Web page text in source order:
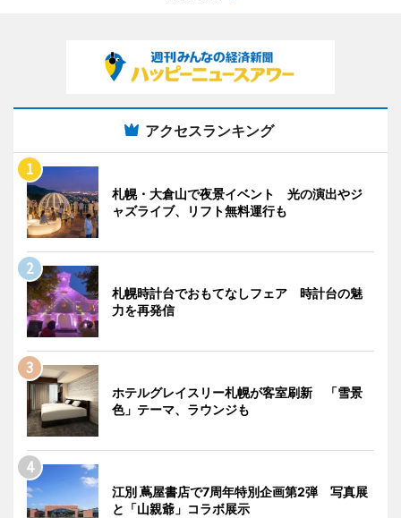
アクセスランキング
札幌・大倉山で夜景イベント 光の演出やジ
ャズライブ、リフト無料運行も
札幌時計台でおもてなしフェア 時計台の魅
力を再発信
ホテルグレイスリー札幌が客室刷新 「雪景
色」テーマ、ラウンジも
江別 蔦屋書店で7周年特別企画第2弾 写真展
と「山親爺」コラボ展示